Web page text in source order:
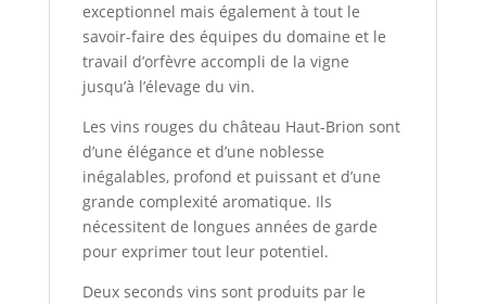
exceptionnel mais également à tout le
savoir-faire des équipes du domaine et le
travail d’orfèvre accompli de la vigne
jusqu’à l’élevage du vin.
Les vins rouges du château Haut-Brion sont
d’une élégance et d’une noblesse
inégalables, profond et puissant et d’une
grande complexité aromatique. Ils
nécessitent de longues années de garde
pour exprimer tout leur potentiel.
Deux seconds vins sont produits par le